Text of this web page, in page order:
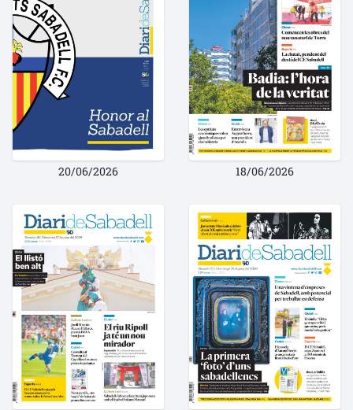
20/06/2026 18/06/2026